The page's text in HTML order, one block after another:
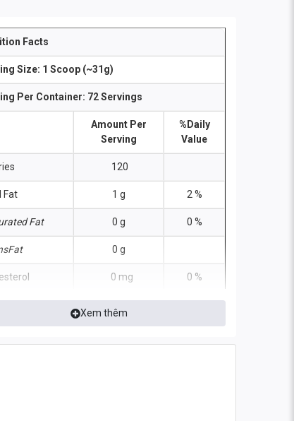
Facts
Size: 1 Scoop (~31g)
Per Container: 72 Servings
Amount Per
Serving
%Daily
Value
120
Fat 1 g 2 %
Fat 0 g 0 %
0 g
0 mg 0 %
Xem thêm